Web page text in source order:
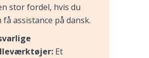
stor fordel, hvis du
få assistance på dansk.
Et